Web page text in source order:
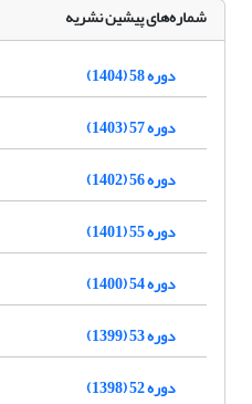
شماره‌های پیشین نشریه
دوره 58 (1404)
دوره 57 (1403)
دوره 56 (1402)
دوره 55 (1401)
دوره 54 (1400)
دوره 53 (1399)
دوره 52 (1398)